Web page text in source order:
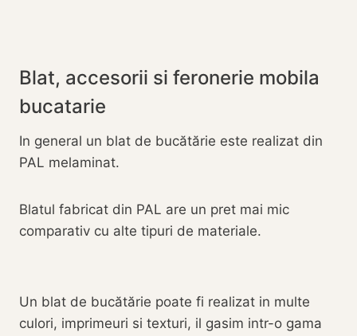
Blat, accesorii si feronerie mobila
bucatarie
In general un blat de bucătărie este realizat din
PAL melaminat.
Blatul fabricat din PAL are un pret mai mic
comparativ cu alte tipuri de materiale.
Un blat de bucătărie poate fi realizat in multe
culori, imprimeuri si texturi, il gasim intr-o gama